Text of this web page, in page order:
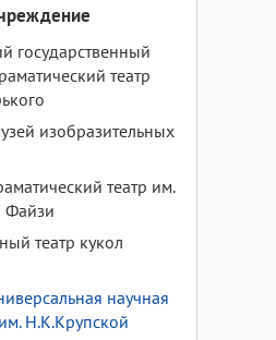
государственный
театр
изобразительных
театр им.
Файзи
театр кукол
научная
Н.К.Крупской